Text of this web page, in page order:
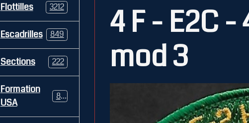
4 F - E2C
mod 3
Flottilles 3212
Escadrilles 849
Sections 222
Formation
USA
84